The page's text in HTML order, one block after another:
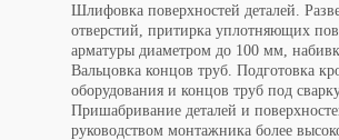
Шлифовка поверхностей деталей.
отверстий, притирка уплотняющих
арматуры диаметром до 100 мм,
Вальцовка концов труб. Подготовка
оборудования и концов труб под
Пришабривание деталей и
руководством монтажника более